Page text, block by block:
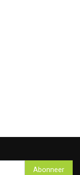
Abonneer